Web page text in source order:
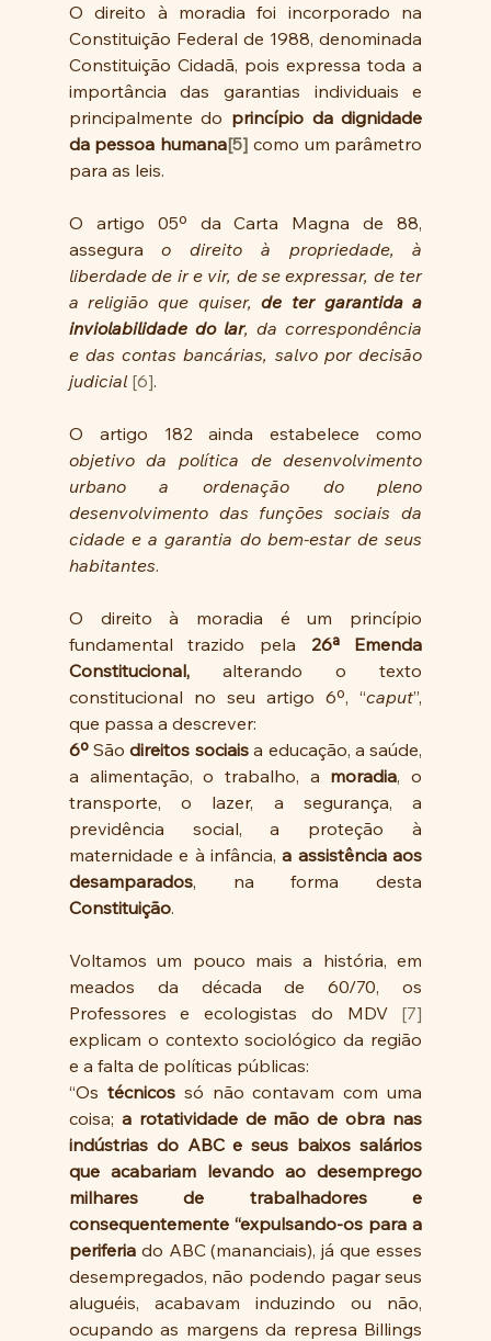
O direito à moradia foi incorporado na
Constituição Federal de 1988, denominada
Constituição Cidadã, pois expressa toda a
importância das garantias individuais e
principalmente do princípio da dignidade
da pessoa humana[5] como um parâmetro
para as leis.
O artigo 05º da Carta Magna de 88,
assegura o direito à propriedade, à
liberdade de ir e vir, de se expressar, de ter
a religião que quiser, de ter garantida a
inviolabilidade do lar, da correspondência
e das contas bancárias, salvo por decisão
judicial [6].
objetivo da política de desenvolvimento
urbano a ordenação do pleno
desenvolvimento das funções sociais da
cidade e a garantia do bem-estar de seus
habitantes.
O direito à moradia é um princípio
fundamental trazido pela 26ª Emenda
Constitucional, alterando o texto
constitucional no seu artigo 6º, “caput”,
que passa a descrever:
6º São direitos sociais a educação, a saúde,
a alimentação, o trabalho, a moradia, o
transporte, o lazer, a segurança, a
previdência social, a proteção à
maternidade e à infância, a assistência aos
desamparados
Constituição.
Voltamos um pouco mais a história, em
meados da década de 60/70, os
Professores e ecologistas do MDV [7]
explicam o contexto sociológico da região
e a falta de políticas públicas:
“Os técnicos só não contavam com uma
coisa; a rotatividade de mão de obra nas
indústrias do ABC e seus baixos salários
que acabariam levando ao desemprego
milhares de trabalhadores e
consequentemente “expulsando-os para a
periferia do ABC (mananciais), já que esses
desempregados, não podendo pagar seus
aluguéis, acabavam induzindo ou não,